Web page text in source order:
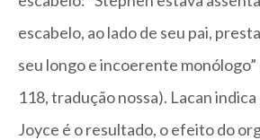
escabelo, ao lado de seu pai,
seu longo e incoerente monólogo”
118, tradução nossa). Lacan
Joyce é o resultado, o efeito do